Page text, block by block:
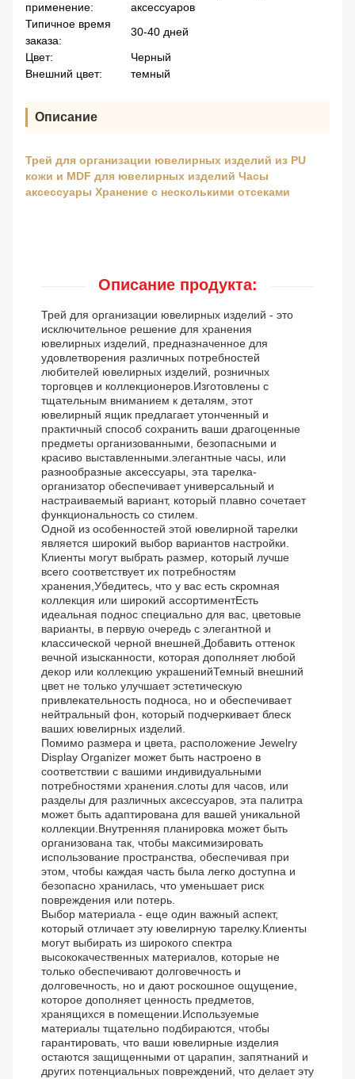
применение:
аксессуаров
Типичное время
заказа:
30-40 дней
Цвет:
Черный
Внешний цвет:
темный
Описание
Трей для организации ювелирных изделий из PU
кожи и MDF для ювелирных изделий Часы
аксессуары Хранение с несколькими отсеками
Описание продукта:
Трей для организации ювелирных изделий - это
исключительное решение для хранения
ювелирных изделий, предназначенное для
удовлетворения различных потребностей
любителей ювелирных изделий, розничных
торговцев и коллекционеров.Изготовлены с
тщательным вниманием к деталям, этот
ювелирный ящик предлагает утонченный и
практичный способ сохранить ваши драгоценные
предметы организованными, безопасными и
красиво выставленными.элегантные часы, или
разнообразные аксессуары, эта тарелка-
организатор обеспечивает универсальный и
настраиваемый вариант, который плавно сочетает
функциональность со стилем.
Одной из особенностей этой ювелирной тарелки
является широкий выбор вариантов настройки.
Клиенты могут выбрать размер, который лучше
всего соответствует их потребностям
хранения,Убедитесь, что у вас есть скромная
коллекция или широкий ассортиментЕсть
идеальная поднос специально для вас, цветовые
варианты, в первую очередь с элегантной и
классической черной внешней,Добавить оттенок
вечной изысканности, которая дополняет любой
декор или коллекцию украшенийТемный внешний
цвет не только улучшает эстетическую
привлекательность подноса, но и обеспечивает
нейтральный фон, который подчеркивает блеск
ваших ювелирных изделий.
Помимо размера и цвета, расположение Jewelry
Display Organizer может быть настроено в
соответствии с вашими индивидуальными
потребностями хранения.слоты для часов, или
разделы для различных аксессуаров, эта палитра
может быть адаптирована для вашей уникальной
коллекции.Внутренняя планировка может быть
организована так, чтобы максимизировать
использование пространства, обеспечивая при
этом, чтобы каждая часть была легко доступна и
безопасно хранилась, что уменьшает риск
повреждения или потерь.
Выбор материала - еще один важный аспект,
который отличает эту ювелирную тарелку.Клиенты
могут выбирать из широкого спектра
высококачественных материалов, которые не
только обеспечивают долговечность и
долговечность, но и дают роскошное ощущение,
которое дополняет ценность предметов,
хранящихся в помещении.Используемые
материалы тщательно подбираются, чтобы
гарантировать, что ваши ювелирные изделия
остаются защищенными от царапин, запятнаний и
других потенциальных повреждений, что делает эту